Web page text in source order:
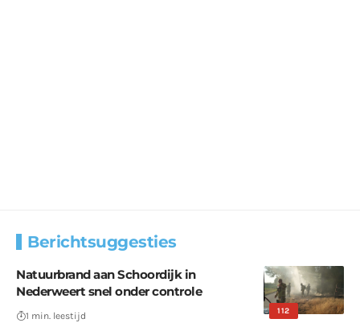
Berichtsuggesties
112
Natuurbrand aan Schoordijk in
Nederweert snel onder controle
1 min. leestijd